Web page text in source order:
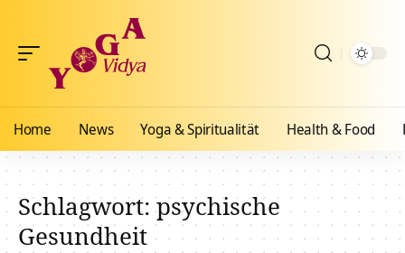
Home News Yoga & Spiritualität Health & Food
Schlagwort:psychische
Gesundheit